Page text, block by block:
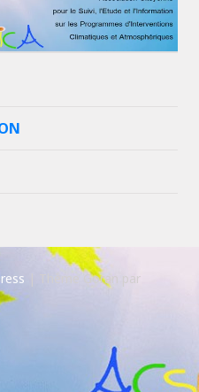
Thème Goran par